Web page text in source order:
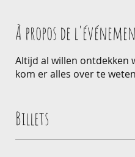
À propos de
Altijd al willen ontdekken
kom er alles over te
Billets